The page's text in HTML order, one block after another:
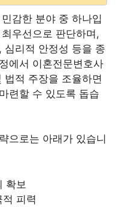
감한 분야 중 하나입
우선으로 판단하며,
심리적 안정성 등을 종
에서 이혼전문변호사
적 주장을 조율하면
련할 수 있도록 돕습
으로는 아래가 있습니
확보
피력